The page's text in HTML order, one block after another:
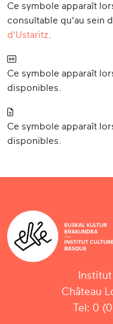
Ce symbole apparaît
consultable qu'au sein
d'Ustaritz
Ce symbole apparaît
disponibles.
Ce symbole apparaît
disponibles.
Château
Tel: 0